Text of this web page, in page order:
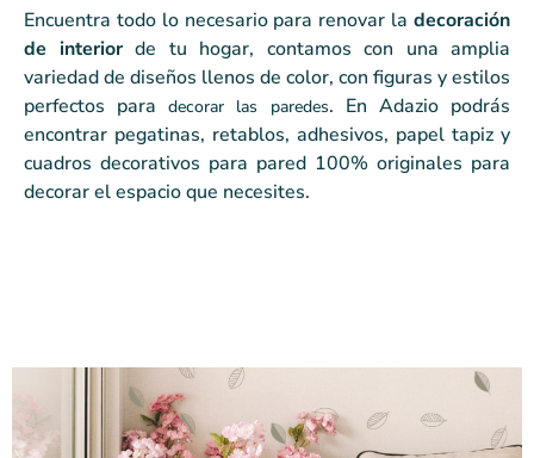
DESCUBRIR
PAPEL TAPIZ
DESCUBRIR
DESCUBRIR
PAPEL TAPIZ
DESCUBRIR
DESCUBRIR
PAPEL TAPIZ
DESCUBRIR
Encuentra todo lo necesario para renovar la decoración
de interiorde tu hogar, contamos con una amplia
variedad de diseños llenos de color, con figuras y estilos
perfectos paradecorar las paredes. En Adazio podrás
encontrar pegatinas, retablos, adhesivos, papel tapiz y
cuadros decorativos para pared 100% originales para
decorar el espacio que necesites.